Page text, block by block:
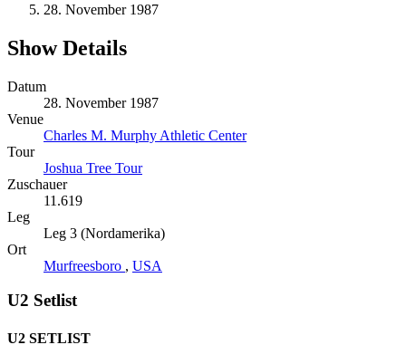
28. November 1987
Show Details
Datum
28. November 1987
Venue
Charles M. Murphy Athletic Center
Tour
Joshua Tree Tour
Zuschauer
11.619
Leg
Leg 3 (Nordamerika)
Ort
Murfreesboro , USA
U2 Setlist
U2 SETLIST